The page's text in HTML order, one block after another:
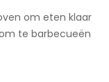
om eten klaar
te barbecueën